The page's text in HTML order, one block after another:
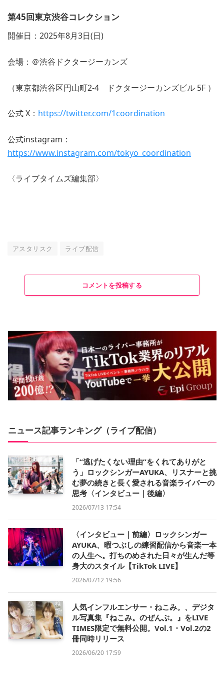
第45回東京渋谷コレクション
開催日：2025年8月3日(日)
会場：＠渋谷ドクタージーカンズ
（東京都渋谷区円山町2-4 ドクタージーカンズビル 5F ）
公式 X： https://twitter.com/1coordination
公式instagram：
https://www.instagram.com/tokyo_coordination
〈ライブタイムズ編集部〉
アスタリスク ライブ配信
コメントを投稿する
ニュース記事ランキング（ライブ配信）
「“逃げたくない理由”をくれてありがと
う」ロックシンガーAYUKA、リスナーと挑
む夢の続きと長く愛される音楽ライバーの
思考〈インタビュー｜後編〉
2026/07/13 17:54
〈インタビュー｜前編〉ロックシンガー
AYUKA、暇つぶしの練習配信から音楽一本
の人生へ。打ちのめされた日々が生んだ等
身大のスタイル【TikTok LIVE】
2026/07/12 19:56
人気インフルエンサー・ねこみ。、デジタ
ル写真集『ねこみ。のぜんぶ。』をLIVE
TIMES限定で無料公開。Vol.1・Vol.2の2
冊同時リリース
2026/06/20 17:59